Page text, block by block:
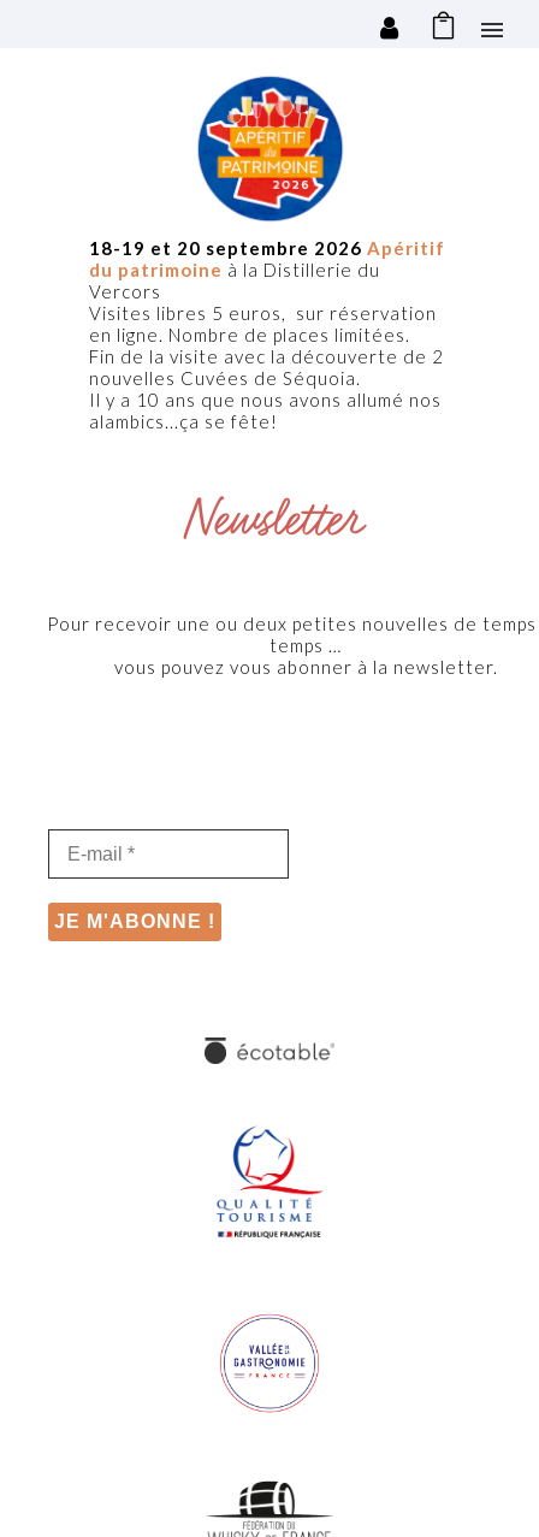
18-19 et 20 septembre 2026 Apéritif
du patrimoine à la Distillerie du
Vercors
Visites libres 5 euros, sur réservation
en ligne. Nombre de places limitées.
Fin de la visite avec la découverte de 2
nouvelles Cuvées de Séquoia.
Il y a 10 ans que nous avons allumé nos
alambics...ça se fête!
Newsletter
Pour recevoir une ou deux petites nouvelles de
temps …
vous pouvez vous abonner à la newsletter.